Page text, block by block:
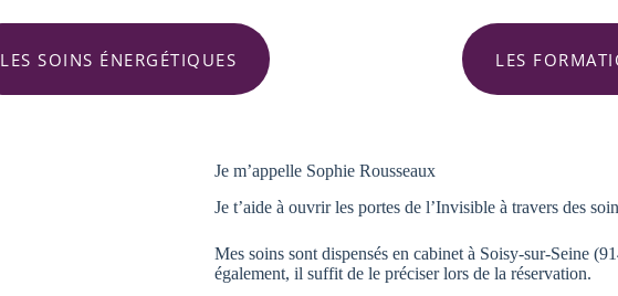
LES SOINS ÉNERGÉTIQUES LES
Je m’appelle Sophie Rousseaux
Je t’aide à ouvrir les portes de l’Invisible à travers des
Mes soins sont dispensés en cabinet à Soisy-sur-Seine
également, il suffit de le préciser lors de la réservation.